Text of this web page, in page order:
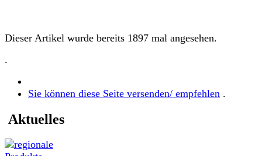
Dieser Artikel wurde bereits 1897 mal angesehen.
.
Sie können diese Seite versenden/ empfehlen .
Aktuelles